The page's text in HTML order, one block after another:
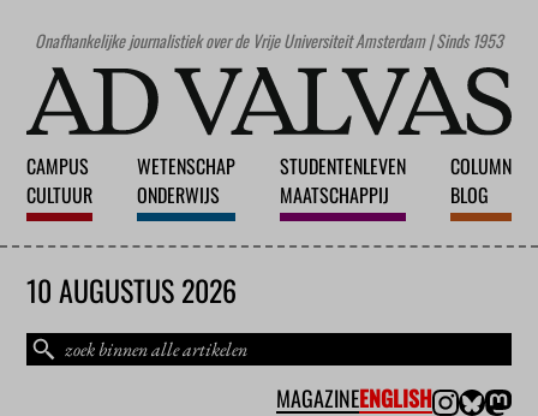
Onafhankelijke journalistiek over de Vrije Universiteit Amsterdam | Sinds 1953
CAMPUS
CULTUUR
WETENSCHAP
ONDERWIJS
STUDENTENLEVEN
MAATSCHAPPIJ
COLUMN
BLOG
10 AUGUSTUS 2026
MAGAZINEENGLISH